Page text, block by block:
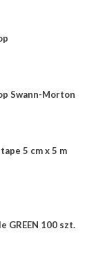
Swann-Morton
5 cm x 5 m
GREEN 100 szt.